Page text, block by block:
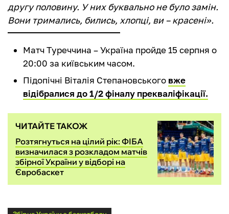
другу половину. У них буквально не було замін.
Вони тримались, бились, хлопці, ви – красені».
Матч Туреччина – Україна пройде 15 серпня о
20:00 за київським часом.
Підопічні Віталія Степановського вже
відібралися до 1/2 фіналу прекваліфікації.
ЧИТАЙТЕ ТАКОЖ
Розтягнуться на цілий рік: ФІБА
визначилася з розкладом матчів
збірної України у відборі на
Євробаскет